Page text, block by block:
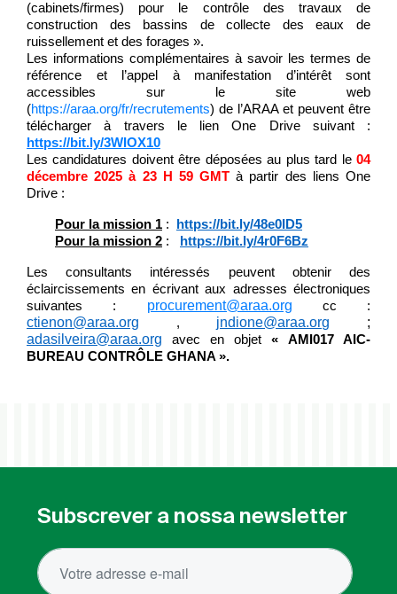
(cabinets/firmes) pour le contrôle des travaux de
construction des bassins de collecte des eaux de
ruissellement et des forages ».
Les informations complémentaires à savoir les termes de
référence et l’appel à manifestation d’intérêt sont
accessibles sur le site web
(https://araa.org/fr/recrutements) de l’ARAA et peuvent être
télécharger à travers le lien One Drive suivant :
https://bit.ly/3WIOX10
Les candidatures doivent être déposées au plus tard le 04
décembre 2025 à 23 H 59 GMTà partir des liens One
Drive :
Pour la mission 1 :
https://bit.ly/48e0ID5
Pour la mission 2 : https://bit.ly/4r0F6Bz
Les consultants intéressés peuvent obtenir des
éclaircissements en écrivant aux adresses électroniques
suivantes : procurement@araa.org cc :
ctienon@araa.org , jndione@araa.org ;
adasilveira@araa.org
avec en objet « AMI017 AIC-
BUREAU CONTRÔLE GHANA ».
Subscrever a nossa newsletter